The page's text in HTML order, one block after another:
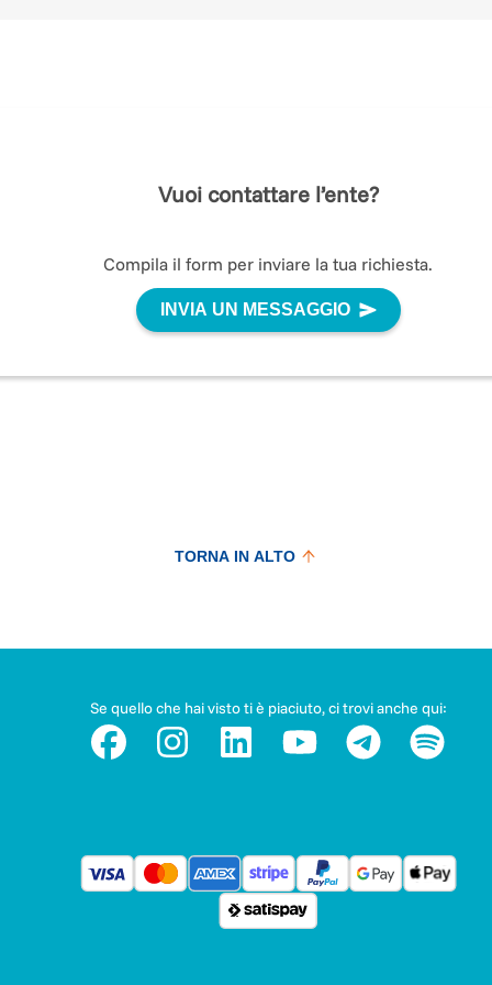
Vuoi contattare l’ente?
Compila il form per inviare la tua richiesta.
INVIA UN MESSAGGIO
TORNA IN ALTO
Se quello che hai visto ti è piaciuto, ci trovi anche qui: